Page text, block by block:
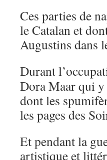
Ces parties de
le Catalan et
Augustins dans
Durant
Dora Maar qui y
dont les
les pages des
Et pendant la
artistique et